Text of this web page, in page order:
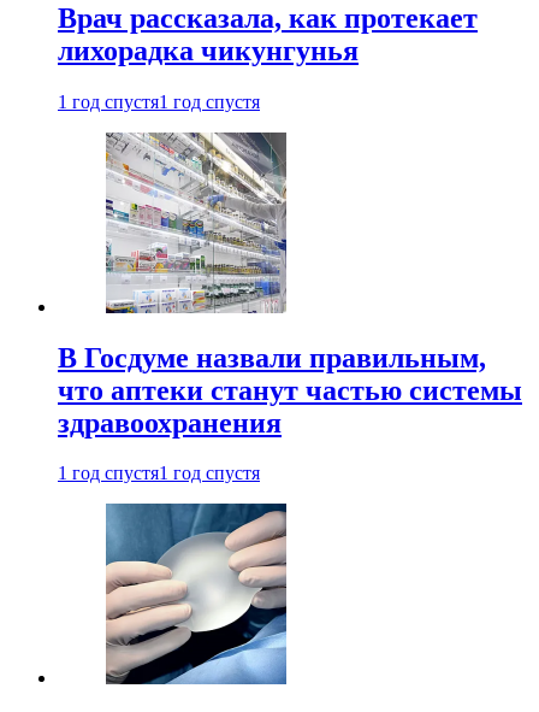
Врач рассказала, как протекает
лихорадка чикунгунья
1 год спустя1 год спустя
В Госдуме назвали правильным,
что аптеки станут частью системы
здравоохранения
1 год спустя1 год спустя